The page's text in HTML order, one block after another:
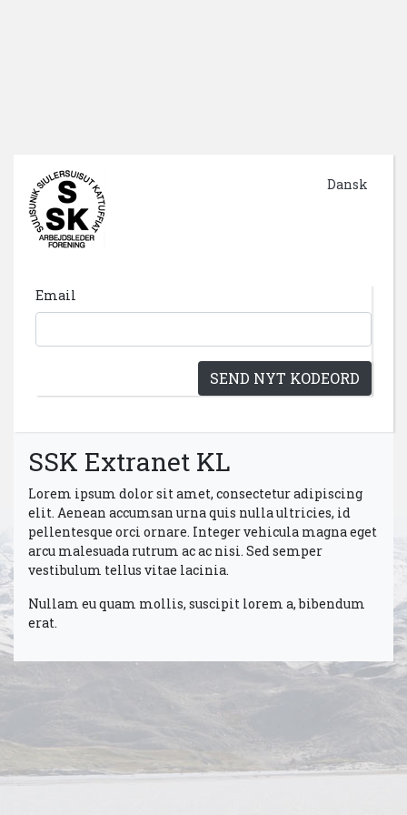
Dansk
Email
SSK Extranet KL
Lorem ipsum dolor sit amet, consectetur adipiscing
elit. Aenean accumsan urna quis nulla ultricies, id
pellentesque orci ornare. Integer vehicula magna eget
arcu malesuada rutrum ac ac nisi. Sed semper
vestibulum tellus vitae lacinia.
Nullam eu quam mollis, suscipit lorem a, bibendum
erat.